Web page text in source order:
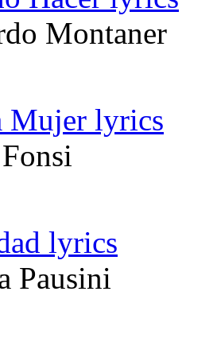
Montaner
Mujer lyrics
lyrics
Pausini